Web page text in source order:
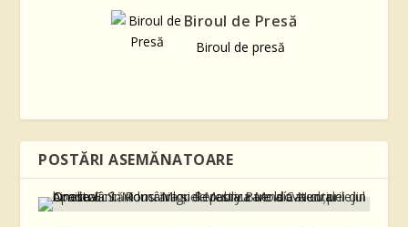
Biroul de Presă
Biroul de presă
POSTĂRI ASEMĂNATOARE